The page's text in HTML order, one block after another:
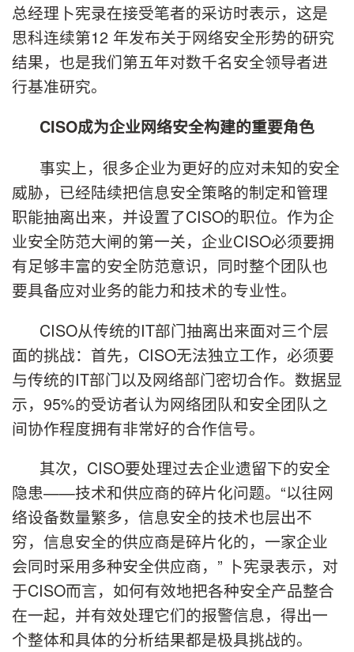
总经理卜宪录在接受笔者的采访时表示，这是
思科连续第12 年发布关于网络安全形势的研究
结果，也是我们第五年对数千名安全领导者进
行基准研究。
CISO成为企业网络安全构建的重要角色
事实上，很多企业为更好的应对未知的安全
威胁，已经陆续把信息安全策略的制定和管理
职能抽离出来，并设置了CISO的职位。作为企
业安全防范大闸的第一关，企业CISO必须要拥
有足够丰富的安全防范意识，同时整个团队也
要具备应对业务的能力和技术的专业性。
CISO从传统的IT部门抽离出来面对三个层
面的挑战：首先，CISO无法独立工作，必须要
与传统的IT部门以及网络部门密切合作。数据显
示，95%的受访者认为网络团队和安全团队之
间协作程度拥有非常好的合作信号。
其次，CISO要处理过去企业遗留下的安全
隐患——技术和供应商的碎片化问题。“以往网
络设备数量繁多，信息安全的技术也层出不
穷，信息安全的供应商是碎片化的，一家企业
会同时采用多种安全供应商，” 卜宪录表示，对
于CISO而言，如何有效地把各种安全产品整合
在一起，并有效处理它们的报警信息，得出一
个整体和具体的分析结果都是极具挑战的。